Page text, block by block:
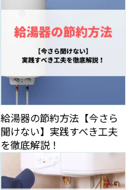
給湯器の節約方法【今さら
聞けない】実践すべき工夫
を徹底解説！